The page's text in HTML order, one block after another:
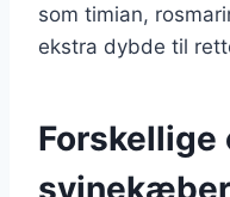
som timian,
ekstra dybde til